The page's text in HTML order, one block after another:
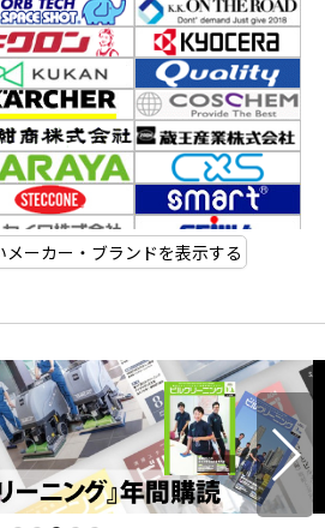
ーカー・ブランドを表示する